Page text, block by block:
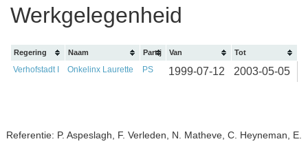
Werkgelegenheid
Regering Naam Partij Van Tot
Verhofstadt I Onkelinx Laurette PS 1999-07-12 2003-05-05
Referentie: P. Aspeslagh, F. Verleden, N. Matheve, C. Heyneman, E.